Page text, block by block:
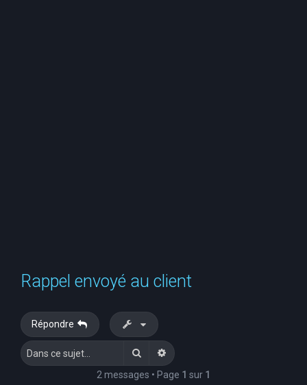
Rappel envoyé au client
Répondre
RechercherRecherche avancée
2 messages • Page 1 sur 1